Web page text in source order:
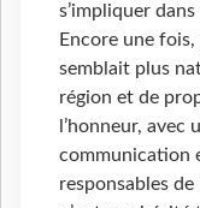
s’impliquer
Encore une
semblait plus
région et de
l’honneur,
communication
responsables